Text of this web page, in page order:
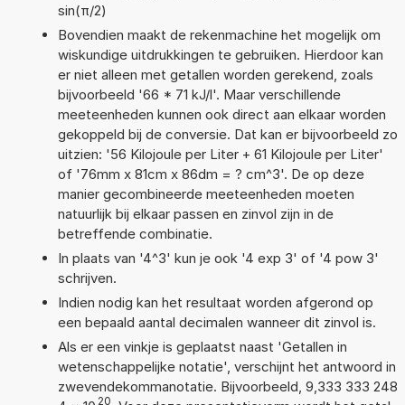
sin(π/2)
Bovendien maakt de rekenmachine het mogelijk om
wiskundige uitdrukkingen te gebruiken. Hierdoor kan
er niet alleen met getallen worden gerekend, zoals
bijvoorbeeld '66 * 71 kJ/l'. Maar verschillende
meeteenheden kunnen ook direct aan elkaar worden
gekoppeld bij de conversie. Dat kan er bijvoorbeeld zo
uitzien: '56 Kilojoule per Liter + 61 Kilojoule per Liter'
of '76mm x 81cm x 86dm = ? cm^3'. De op deze
manier gecombineerde meeteenheden moeten
natuurlijk bij elkaar passen en zinvol zijn in de
betreffende combinatie.
In plaats van '4^3' kun je ook '4 exp 3' of '4 pow 3'
schrijven.
Indien nodig kan het resultaat worden afgerond op
een bepaald aantal decimalen wanneer dit zinvol is.
Als er een vinkje is geplaatst naast 'Getallen in
wetenschappelijke notatie', verschijnt het antwoord in
zwevendekommanotatie. Bijvoorbeeld, 9,333 333 248
20